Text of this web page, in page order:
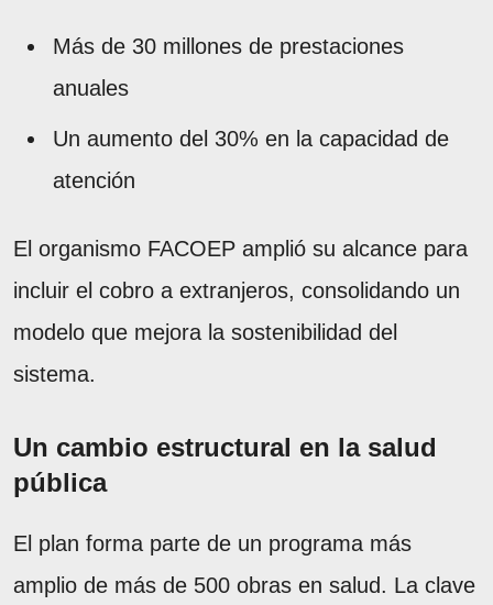
Más de 30 millones de prestaciones
anuales
Un aumento del 30% en la capacidad de
atención
El organismo FACOEP amplió su alcance para
incluir el cobro a extranjeros, consolidando un
modelo que mejora la sostenibilidad del
sistema.
Un cambio estructural en la salud
pública
El plan forma parte de un programa más
amplio de más de 500 obras en salud. La clave